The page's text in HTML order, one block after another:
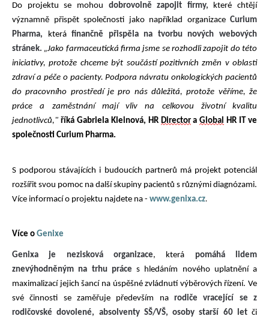
Do projektu se mohou dobrovolně zapojit firmy, které chtějí
významně přispět společnosti jako například organizace Curium
Pharma, kteráfinančně přispěla na tvorbu nových webových
stránek. „Jako farmaceutická firma jsme se rozhodli zapojit do této
iniciativy, protože chceme být součástí pozitivních změn v oblasti
zdraví a péče o pacienty. Podpora návratu onkologických pacientů
do pracovního prostředí je pro nás důležitá, protože věříme, že
práce a zaměstnání mají vliv na celkovou životní kvalitu
jednotlivců," říká Gabriela Kleinová, HR DirectoraGlobal
HR IT ve
společnosti Curium Pharma.
S podporou stávajících i budoucích partnerů má projekt potenciál
rozšířit svou pomoc na další skupiny pacientů s různými diagnózami.
Více informací o projektu najdete na - www.genixa.cz.
Více o Genixe
Genixa je nezisková organizace, která pomáhá lidem
znevýhodněným na trhu práce s hledáním nového uplatnění a
maximalizací jejich šancí na úspěšné zvládnutí výběrových řízení. Ve
své činnosti se zaměřuje především narodiče vracející se z
rodičovské dovolené, absolventy SŠ/VŠ, osoby starší 60 letči